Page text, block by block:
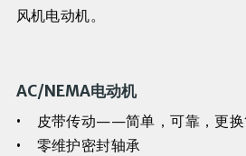
风机电动机。
AC/NEMA电动机
• 皮带传动——简单，可靠，更换
• 零维护密封轴承